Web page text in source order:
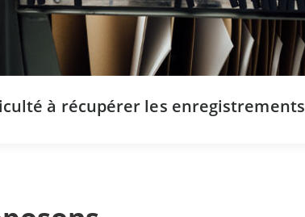
à récupérer les enregistrements